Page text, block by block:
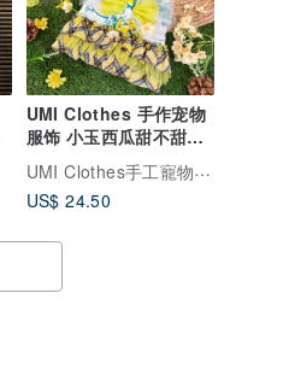
UMI Clothes 手作宠物
服饰 小玉西瓜甜不甜胸
UMI Clothes手工寵物服飾
US$ 24.50